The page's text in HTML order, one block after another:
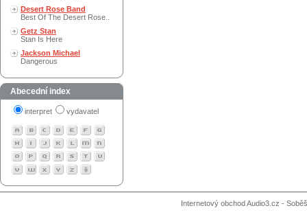
Desert Rose Band
Best Of The Desert Rose..
Getz Stan
Stan Is Here
Jackson Michael
Dangerous
Abecední index
interpret vydavatel
Internetový obchod Audio3.cz -